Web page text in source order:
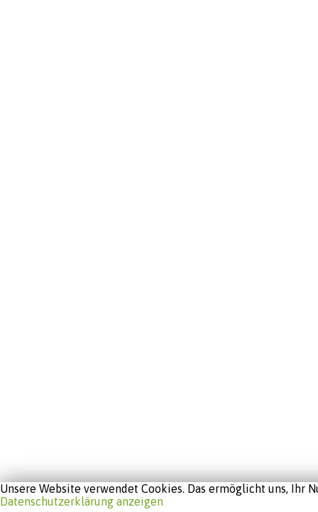
Unsere Website verwendet Cookies. Das ermöglicht uns,
Datenschutzerklärung anzeigen